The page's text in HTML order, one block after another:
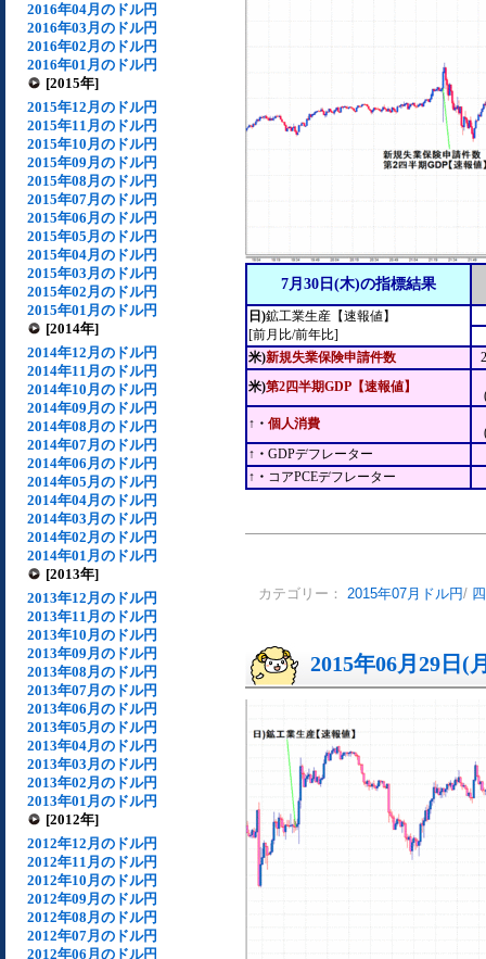
2016年04月のドル円
2016年03月のドル円
2016年02月のドル円
2016年01月のドル円
[2015年]
2015年12月のドル円
2015年11月のドル円
2015年10月のドル円
2015年09月のドル円
2015年08月のドル円
2015年07月のドル円
2015年06月のドル円
2015年05月のドル円
2015年04月のドル円
2015年03月のドル円
2015年02月のドル円
2015年01月のドル円
[2014年]
2014年12月のドル円
2014年11月のドル円
2014年10月のドル円
2014年09月のドル円
2014年08月のドル円
2014年07月のドル円
2014年06月のドル円
2014年05月のドル円
2014年04月のドル円
2014年03月のドル円
2014年02月のドル円
2014年01月のドル円
[2013年]
2013年12月のドル円
2013年11月のドル円
2013年10月のドル円
2013年09月のドル円
2013年08月のドル円
2013年07月のドル円
2013年06月のドル円
2013年05月のドル円
2013年04月のドル円
2013年03月のドル円
2013年02月のドル円
2013年01月のドル円
[2012年]
2012年12月のドル円
2012年11月のドル円
2012年10月のドル円
2012年09月のドル円
2012年08月のドル円
2012年07月のドル円
2012年06月のドル円
7月30日(木)の指標結果
日)鉱工業生産【速報値】
[前月比/前年比]
米)新規失業保険申請件数
米)第2四半期GDP【速報値】
↑・ 個人消費
↑・ GDPデフレーター
↑・ コアPCEデフレーター
カテゴリー： 2015年07月ドル円/
2015年06月29日(